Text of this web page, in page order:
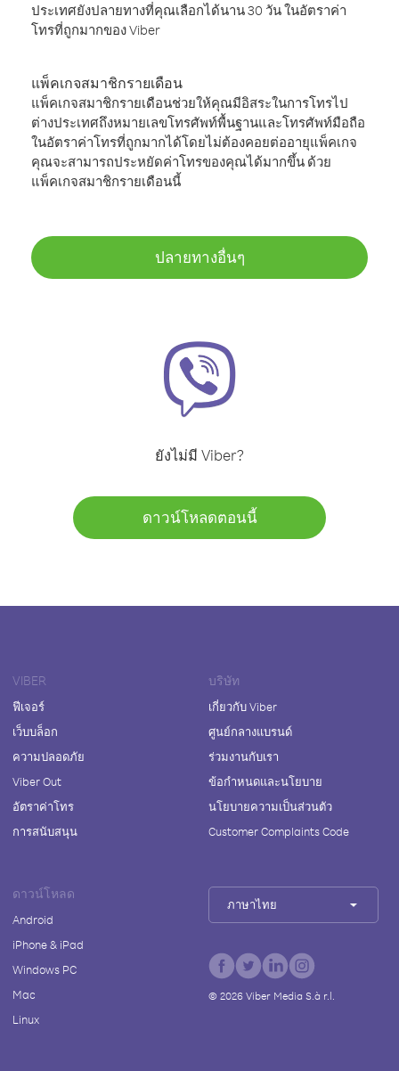
ประเทศยังปลายทางที่คุณเลือกได้นาน 30 วัน ในอัตราค่า
โทรที่ถูกมากของ Viber
แพ็คเกจสมาชิกรายเดือน
แพ็คเกจสมาชิกรายเดือนช่วยให้คุณมีอิสระในการโทรไป
ต่างประเทศถึงหมายเลขโทรศัพท์พื้นฐานและโทรศัพท์มือถือ
ในอัตราค่าโทรที่ถูกมากได้โดยไม่ต้องคอยต่ออายุแพ็คเกจ
คุณจะสามารถประหยัดค่าโทรของคุณได้มากขึ้น ด้วย
แพ็คเกจสมาชิกรายเดือนนี้
ปลายทางอื่นๆ
ยังไม่มี Viber?
ดาวน์โหลดตอนนี้
VIBER
ฟีเจอร์
เว็บบล็อก
ความปลอดภัย
Viber Out
อัตราค่าโทร
การสนับสนุน
บริษัท
เกี่ยวกับ Viber
ศูนย์กลางแบรนด์
ร่วมงานกับเรา
ข้อกำหนดและนโยบาย
นโยบายความเป็นส่วนตัว
Customer Complaints Code
ดาวน์โหลด
Android
iPhone & iPad
Windows PC
Mac
Linux
ภาษาไทย
© 2026Viber Media S.à r.l.